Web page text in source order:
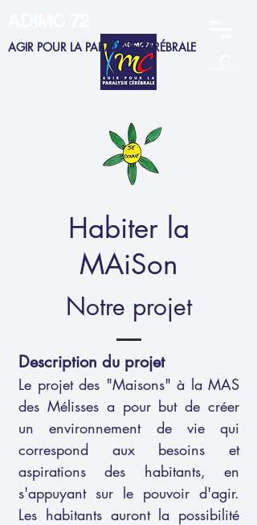
AGIR POUR LA PARALYSIE CÉRÉBRALE
Habiter la
MAiSon
Notre projet
Description du projet
Le projet des "Maisons" à la MAS
des Mélisses a pour but de créer
un environnement de vie qui
correspond aux besoins et
aspirations des habitants, en
s'appuyant sur le pouvoir d'agir.
Les habitants auront la possibilité